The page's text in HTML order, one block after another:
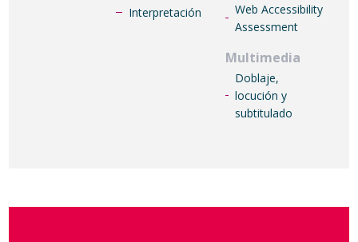
Interpretación
Web Accessibility
Assessment
Multimedia
Doblaje,
locución y
subtitulado